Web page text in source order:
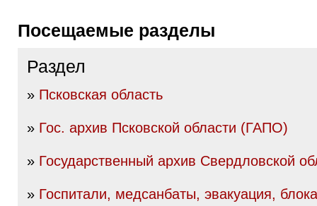
Посещаемые разделы
Раздел
» Псковская область
» Гос. архив Псковской области (ГАПО)
» Государственный архив Свердловской
» Госпитали, медсанбаты, эвакуация,